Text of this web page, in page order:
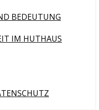
BEDEUTUNG
IM HUTHAUS